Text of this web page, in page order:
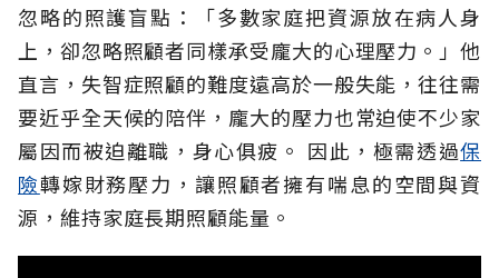
忽略的照護盲點：「多數家庭把資源放在病人身
上，卻忽略照顧者同樣承受龐大的心理壓力。」他
直言，失智症照顧的難度遠高於一般失能，往往需
要近乎全天候的陪伴，龐大的壓力也常迫使不少家
屬因而被迫離職，身心俱疲。 因此，極需透過保
險轉嫁財務壓力，讓照顧者擁有喘息的空間與資
源，維持家庭長期照顧能量。